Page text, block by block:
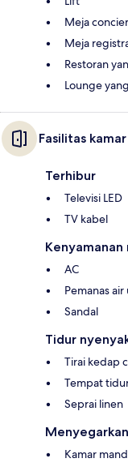
Meja
Meja
Restoran
Lounge
Fasilitas kamar
Terhibur
Televisi LED
TV kabel
Kenyamanan
AC
Pemanas
Sandal
Tidur
Tirai kedap
Tempat
Seprai linen
Menyegarkan
Kamar